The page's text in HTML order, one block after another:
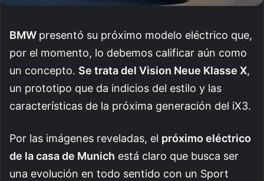
BMW presentó su próximo modelo eléctrico que,
por el momento, lo debemos calificar aún como
un concepto. Se trata del Vision Neue Klasse X,
un prototipo que da indicios del estilo y las
características de la próxima generación del iX3.
Por las imágenes reveladas, el próximo eléctrico
de la casa de Munich está claro que busca ser
una evolución en todo sentido con un Sport